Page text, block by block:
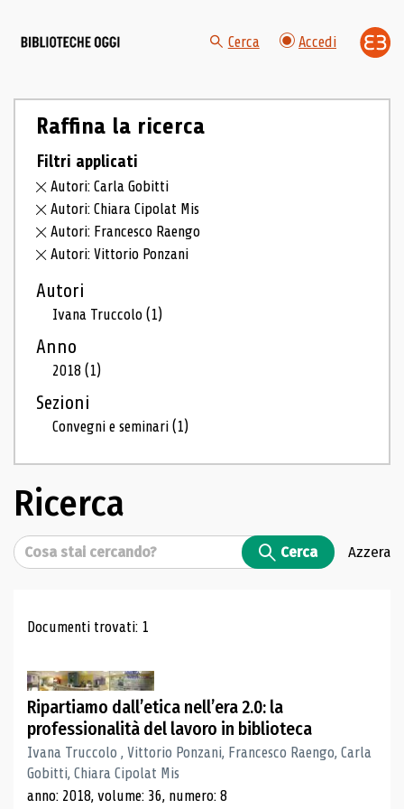
Cerca Accedi
Raffina la ricerca
Filtri applicati
Autori: Carla Gobitti
Autori: Chiara Cipolat Mis
Autori: Francesco Raengo
Autori: Vittorio Ponzani
Autori
Ivana Truccolo(1)
Anno
2018(1)
Sezioni
Convegni e seminari(1)
Ricerca
Cerca Cerca Azzera
Risultati di ricerca
Documenti trovati: 1
Ripartiamo dall’etica nell’era 2.0: la
professionalità del lavoro in biblioteca
Ivana Truccolo , Vittorio Ponzani, Francesco Raengo, Carla
Gobitti, Chiara Cipolat Mis
anno: 2018, volume: 36, numero: 8